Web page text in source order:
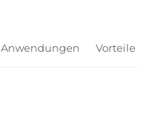
Anwendungen Vorteile